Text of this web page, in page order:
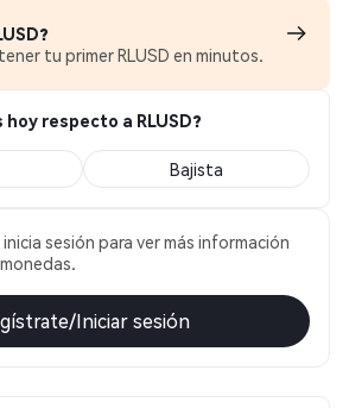
tu primer RLUSD en minutos.
respecto a RLUSD?
Bajista
sesión para ver más información
Iniciar sesión